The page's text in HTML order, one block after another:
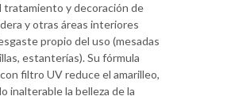
tratamiento y decoración de
y otras áreas interiores
propio del uso (mesadas
estanterías). Su fórmula
filtro UV reduce el amarilleo,
inalterable la belleza de la